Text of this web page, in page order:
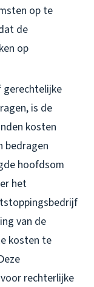
op te
de
op
gerechtelijke
is de
kosten
bedragen
hoofdsom
het
van de
kosten te
rechterlijke